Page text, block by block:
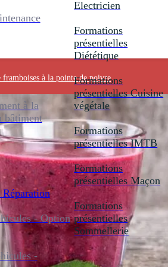
à la
bâtiment
- Option
-
Electricien
Formations
présentielles
Diététique
Formations
présentielles Cuisine
végétale
Formations
présentielles IMTB
Formations
présentielles Maçon
Formations
présentielles
Sommellerie
framboises à la pointe de poivre